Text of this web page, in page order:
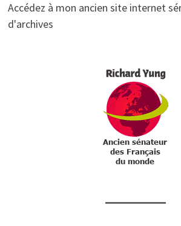
Accédez à mon ancien site internet
d'archives